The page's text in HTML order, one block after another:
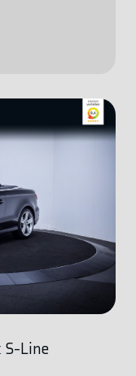
S-Line